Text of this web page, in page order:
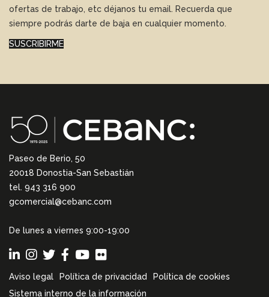
ofertas de trabajo, etc déjanos tu email. Recuerda que
siempre podrás darte de baja en cualquier momento.
SUSCRIBIRME
Paseo de Berio, 50
20018 Donostia-San Sebastián
tel. 943 316 900
gcomercial@cebanc.com
De lunes a viernes 9:00-19:00
Aviso legal Política de privacidad
Política de cookies
Sistema interno de la información